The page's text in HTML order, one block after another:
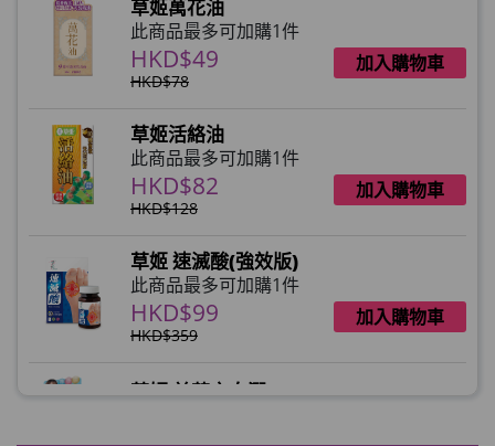
草姬萬花油
此商品最多可加購1件
HKD$49
HKD$78
加入購物車
草姬活絡油
此商品最多可加購1件
HKD$82
HKD$128
加入購物車
草姬 速滅酸(強效版)
此商品最多可加購1件
HKD$99
HKD$359
加入購物車
草姬 益菌之白潤